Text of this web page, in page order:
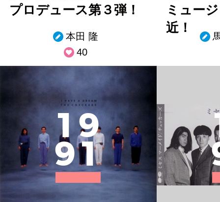
プロデュース第３弾！
本田 隆
40
ミュー
近！
19
91